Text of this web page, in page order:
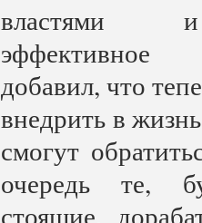
властями и
эффективное
добавил, что
внедрить в
смогут
очередь те,
стоящие,